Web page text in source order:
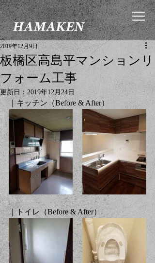
板橋区高島平マンションリ
フォーム工事
2019年12月9日
更新日：2019年12月24日
｜キッチン（Before & After）
｜トイレ（Before & After）